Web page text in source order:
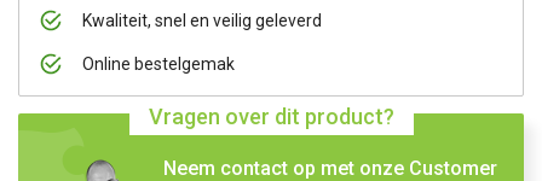
Kwaliteit, snel en veilig geleverd
Online bestelgemak
Vragen over dit product?
Neem contact op met onze Customer